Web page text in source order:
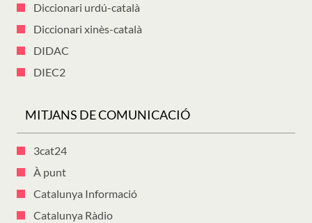
Diccionari urdú-català
Diccionari xinès-català
DIDAC
DIEC2
MITJANS DE COMUNICACIÓ
3cat24
À punt
Catalunya Informació
Catalunya Ràdio